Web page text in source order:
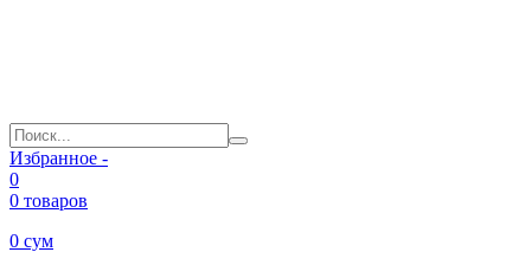
Избранное -
0
0 товаров
0 сум